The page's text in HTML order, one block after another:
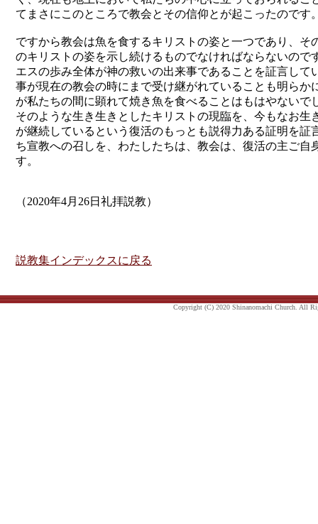
てまさにこのところで教会とその信仰とが起こったのです
ですから教会は魚を食するキリストの姿と一つであり、そ
のキリストの姿を示し続けるものでなければならないので
エスの歩み全体が神の救いの出来事であることを証言して
事が現在の教会の時にまで受け継がれていることも明らか
が私たちの間に顕れて焼き魚を食べることはもはやないで
そのような生き生きとしたキリストの現臨を、今もなお生
が継続しているという復活のもっとも説得力ある証明を証
ち宣教への召しを、わたしたちは、教会は、復活の主ご自
す。
（2020年4月26日礼拝説教）
説教集インデックスに戻る
Copyright (C) 2020 Shinanomachi Church. All